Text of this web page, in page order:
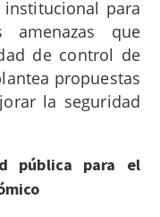
para
amenazas que
de control de
propuestas
la seguridad
pública para el